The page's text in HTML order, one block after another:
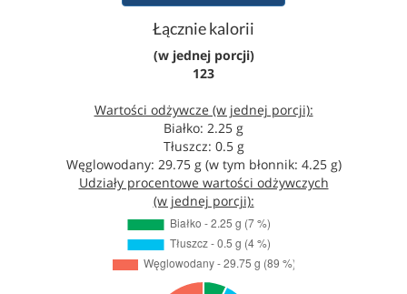
Łącznie kalorii
(w jednej porcji)
123
Wartości odżywcze (w jednej porcji):
Białko: 2.25 g
Tłuszcz: 0.5 g
Węglowodany: 29.75 g (w tym błonnik: 4.25 g)
Udziały procentowe wartości odżywczych
(w jednej porcji):